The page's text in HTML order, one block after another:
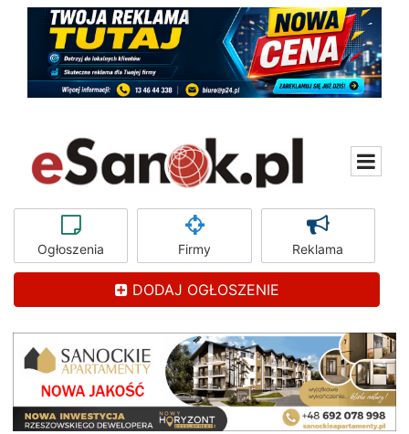
Ogłoszenia Firmy Reklama
DODAJ OGŁOSZENIE